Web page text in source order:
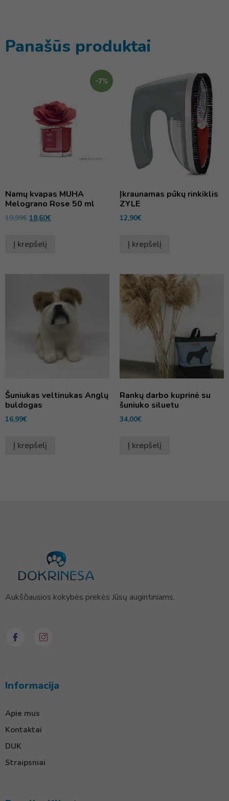
Panašūs produktai
-7%
Namų kvapas MUHA
Melograno Rose 50 ml
19,99€ 18,60€
Į krepšelį
Įkraunamas pūkų rinkiklis
ZYLE
12,90€
Į krepšelį
Šuniukas veltinukas Anglų
buldogas
16,99€
Į krepšelį
Rankų darbo kuprinė su
šuniuko siluetu
34,00€
Į krepšelį
Aukščiausios kokybės prekės Jūsų augintiniams.
Informacija
Apie mus
Kontaktai
DUK
Straipsniai